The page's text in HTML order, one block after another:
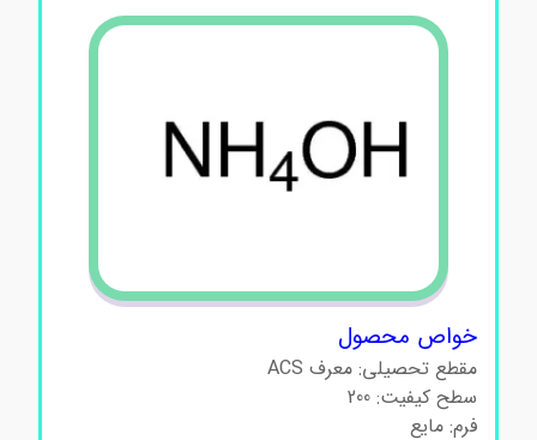
خواص محصول
مقطع تحصیلی: معرف ACS
سطح کیفیت: 200
فرم: مایع